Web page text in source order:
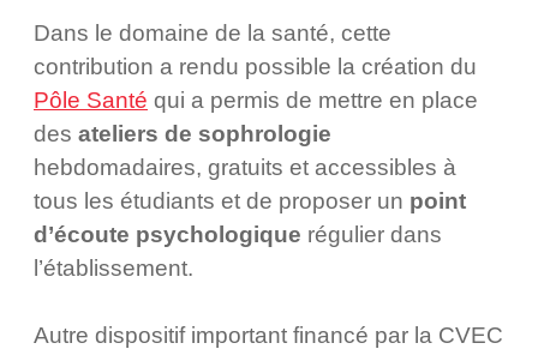
Dans le domaine de la santé, cette
contribution a rendu possible la création du
Pôle Santé qui a permis de mettre en place
des ateliers de sophrologie
hebdomadaires, gratuits et accessibles à
tous les étudiants et de proposer un point
d’écoute psychologique régulier dans
l’établissement.
Autre dispositif important financé par la CVEC